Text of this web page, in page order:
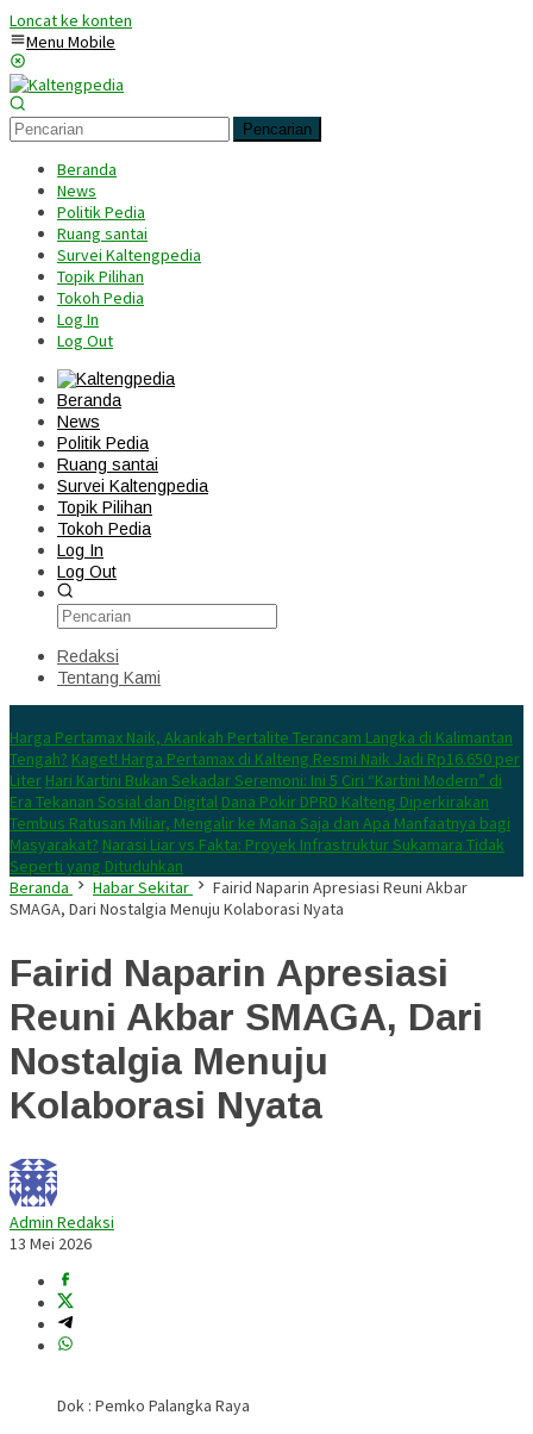
Loncat ke konten
Menu Mobile
Pencarian
Beranda
News
Politik Pedia
Ruang santai
Survei Kaltengpedia
Topik Pilihan
Tokoh Pedia
Log In
Log Out
Beranda
News
Politik Pedia
Ruang santai
Survei Kaltengpedia
Topik Pilihan
Tokoh Pedia
Log In
Log Out
Redaksi
Tentang Kami
Harga Pertamax Naik, Akankah Pertalite Terancam Langka di Kalimantan
Tengah? Kaget! Harga Pertamax di Kalteng Resmi Naik Jadi Rp16.650 per
Liter Hari Kartini Bukan Sekadar Seremoni: Ini 5 Ciri “Kartini Modern” di
Era Tekanan Sosial dan Digital Dana Pokir DPRD Kalteng Diperkirakan
Tembus Ratusan Miliar, Mengalir ke Mana Saja dan Apa Manfaatnya bagi
Masyarakat? Narasi Liar vs Fakta: Proyek Infrastruktur Sukamara Tidak
Seperti yang Dituduhkan
Beranda
Habar Sekitar
Fairid Naparin Apresiasi Reuni Akbar
SMAGA, Dari Nostalgia Menuju Kolaborasi Nyata
Fairid Naparin Apresiasi
Reuni Akbar SMAGA, Dari
Nostalgia Menuju
Kolaborasi Nyata
Admin Redaksi
13 Mei 2026
Dok : Pemko Palangka Raya